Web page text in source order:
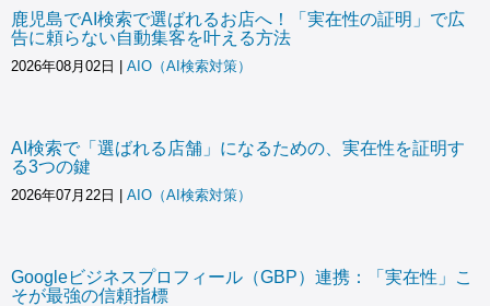
鹿児島でAI検索で選ばれるお店へ！「実在性の証明」で広
告に頼らない自動集客を叶える方法
2026年08月02日 | AIO（AI検索対策）
AI検索で「選ばれる店舗」になるための、実在性を証明す
る3つの鍵
2026年07月22日 | AIO（AI検索対策）
Googleビジネスプロフィール（GBP）連携：「実在性」こ
そが最強の信頼指標